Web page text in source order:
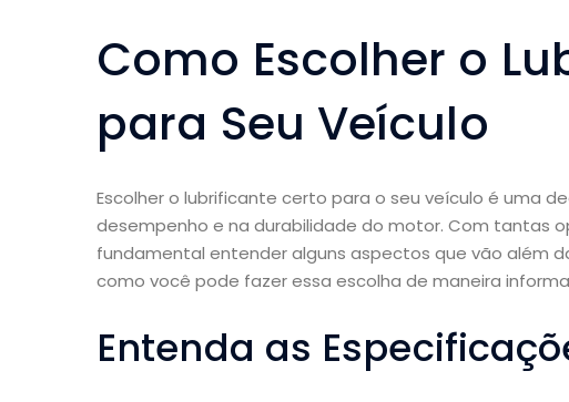
Como Escolher o
para Seu Veículo
Escolher o lubrificante certo para o seu veículo é uma
desempenho e na durabilidade do motor. Com tantas
fundamental entender alguns aspectos que vão além
como você pode fazer essa escolha de maneira
Entenda as